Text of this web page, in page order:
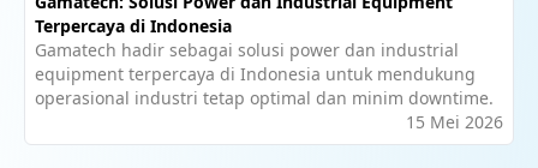
Terpercaya di Indonesia
Gamatech hadir sebagai solusi power dan industrial
equipment terpercaya di Indonesia untuk mendukung
operasional industri tetap optimal dan minim downtime.
15 Mei 2026